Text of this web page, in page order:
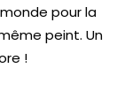
pour la
peint. Un
!